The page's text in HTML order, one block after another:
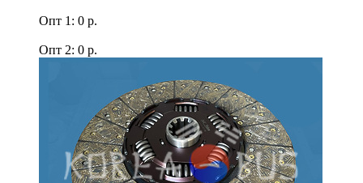
Опт 1: 0 р.
Опт 2: 0 р.